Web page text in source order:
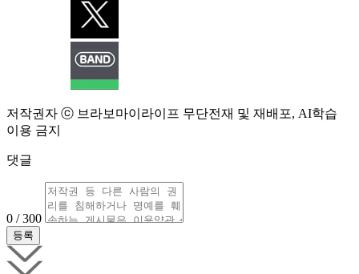
저작권자 ⓒ 브라보마이라이프 무단전재 및 재배포, AI학습
이용 금지
댓글
0 / 300